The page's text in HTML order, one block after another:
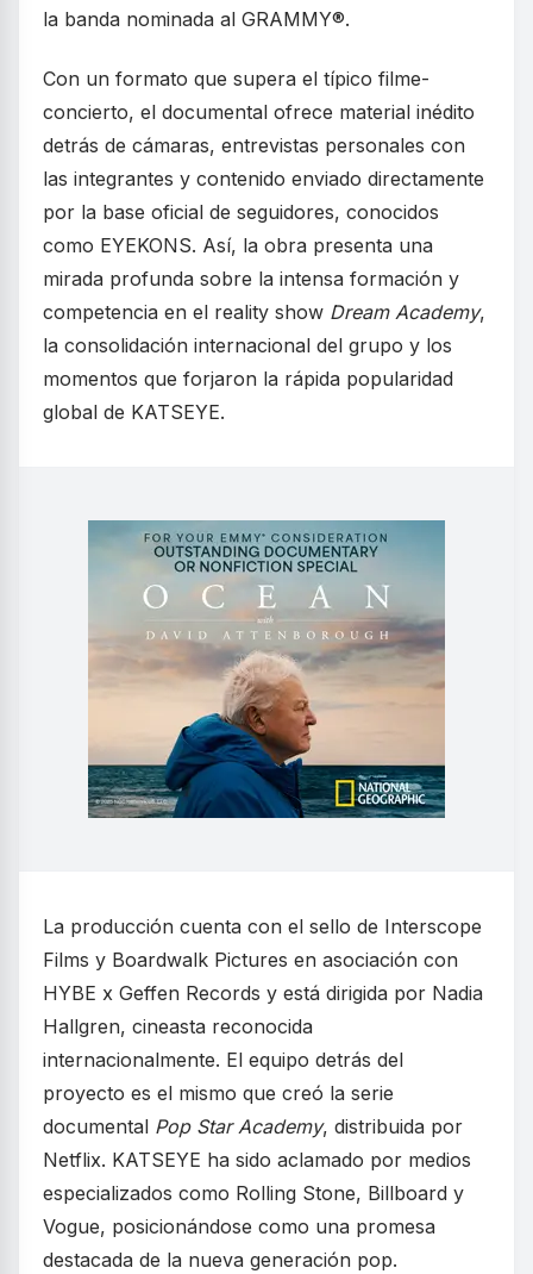
la banda nominada al GRAMMY®.
Con un formato que supera el típico filme-
concierto, el documental ofrece material inédito
detrás de cámaras, entrevistas personales con
las integrantes y contenido enviado directamente
por la base oficial de seguidores, conocidos
como EYEKONS. Así, la obra presenta una
mirada profunda sobre la intensa formación y
competencia en el reality show Dream Academy,
la consolidación internacional del grupo y los
momentos que forjaron la rápida popularidad
global de KATSEYE.
La producción cuenta con el sello de Interscope
Films y Boardwalk Pictures en asociación con
HYBE x Geffen Records y está dirigida por Nadia
Hallgren, cineasta reconocida
internacionalmente. El equipo detrás del
proyecto es el mismo que creó la serie
documental Pop Star Academy, distribuida por
Netflix. KATSEYE ha sido aclamado por medios
especializados como Rolling Stone, Billboard y
Vogue, posicionándose como una promesa
destacada de la nueva generación pop.